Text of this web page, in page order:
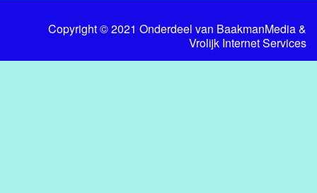
Copyright © 2021 Onderdeel van BaakmanMedia&
Vrolijk Internet Services